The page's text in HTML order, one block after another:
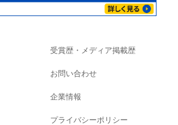
受賞歴・メディア掲載歴
お問い合わせ
企業情報
プライバシーポリシー